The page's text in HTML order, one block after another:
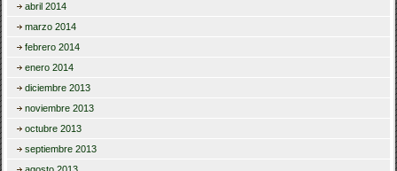
abril 2014
marzo 2014
febrero 2014
enero 2014
diciembre 2013
noviembre 2013
octubre 2013
septiembre 2013